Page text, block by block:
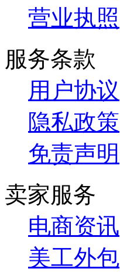
营业执照
服务条款
用户协议
隐私政策
免责声明
卖家服务
电商资讯
美工外包